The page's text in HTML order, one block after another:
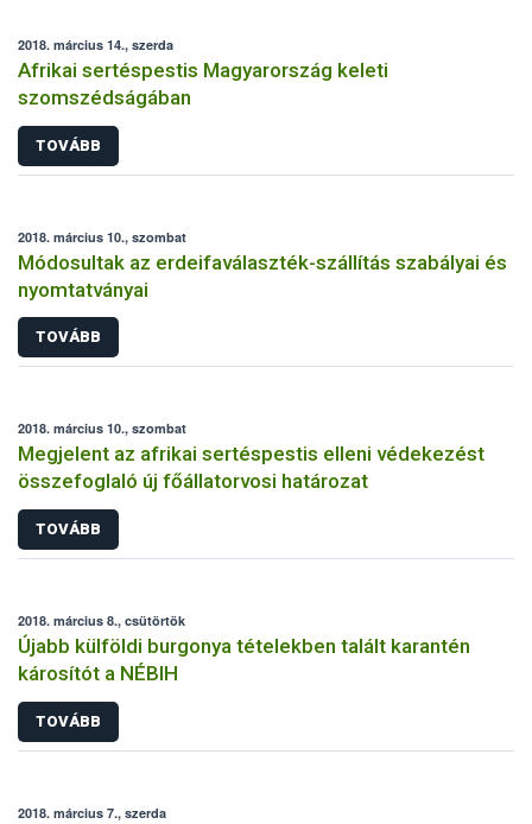
2018. március 14., szerda
Afrikai sertéspestis Magyarország keleti
szomszédságában
TOVÁBB
2018. március 10., szombat
Módosultak az erdeifaválaszték-szállítás szabályai és
nyomtatványai
TOVÁBB
2018. március 10., szombat
Megjelent az afrikai sertéspestis elleni védekezést
összefoglaló új főállatorvosi határozat
TOVÁBB
2018. március 8., csütörtök
Újabb külföldi burgonya tételekben talált karantén
károsítót a NÉBIH
TOVÁBB
2018. március 7., szerda